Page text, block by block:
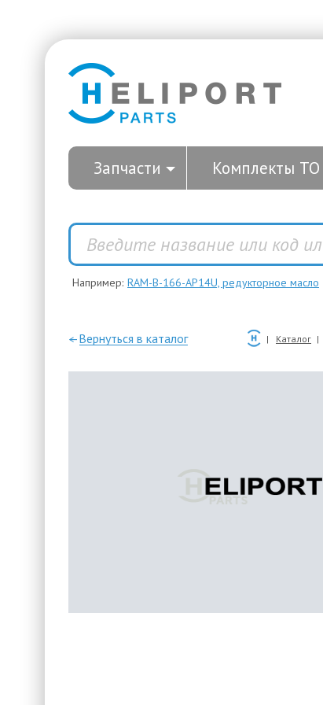
Запчасти Комплекты ТО
Например: RAM-B-166-AP14U, редукторное масло
—Вернуться в каталог Каталог